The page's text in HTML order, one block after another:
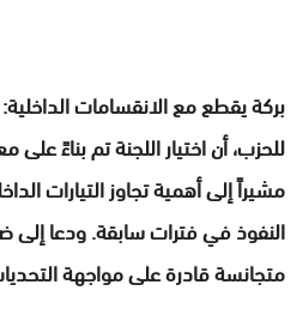
بركة يقطع مع الانقسامات الداخلية:
للحزب، أن اختيار اللجنة تم بناءً
مشيراً إلى أهمية تجاوز التيارات
النفوذ في فترات سابقة. ودعا
متجانسة قادرة على مواجهة